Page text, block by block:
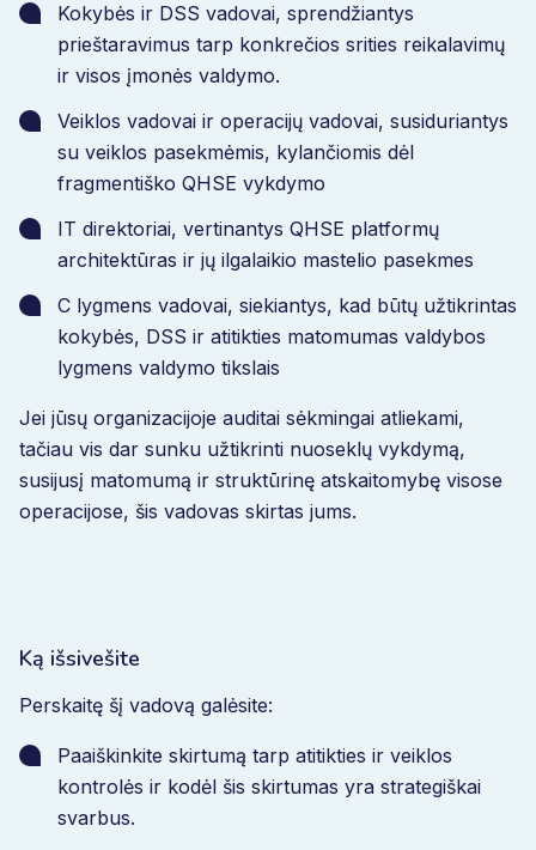
Kokybės ir DSS vadovai, sprendžiantys
prieštaravimus tarp konkrečios srities reikalavimų
ir visos įmonės valdymo.
Veiklos vadovai ir operacijų vadovai, susiduriantys
su veiklos pasekmėmis, kylančiomis dėl
fragmentiško QHSE vykdymo
IT direktoriai, vertinantys QHSE platformų
architektūras ir jų ilgalaikio mastelio pasekmes
C lygmens vadovai, siekiantys, kad būtų užtikrintas
kokybės, DSS ir atitikties matomumas valdybos
lygmens valdymo tikslais
Jei jūsų organizacijoje auditai sėkmingai atliekami,
tačiau vis dar sunku užtikrinti nuoseklų vykdymą,
susijusį matomumą ir struktūrinę atskaitomybę visose
operacijose, šis vadovas skirtas jums.
Ką išsivešite
Perskaitę šį vadovą galėsite:
Paaiškinkite skirtumą tarp atitikties ir veiklos
kontrolės ir kodėl šis skirtumas yra strategiškai
svarbus.